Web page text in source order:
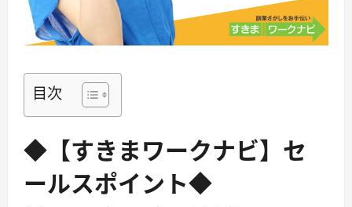
目次
◆【すきまワークナビ】セ
ールスポイント◆